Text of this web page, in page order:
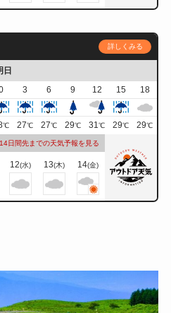
詳しくみる
日
3 6 9 12 15
18
℃ 27℃ 27℃ 29℃ 31℃ 29℃ 29℃
14日間先までの天気予報を見る
12(水) 13(木) 14(金)